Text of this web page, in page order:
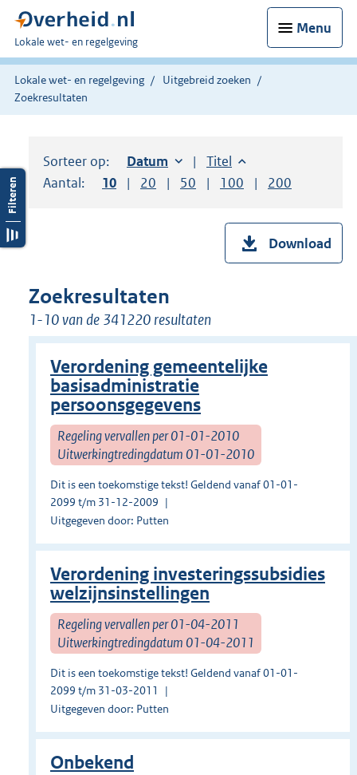
Menu
U
bent
hier:
Lokale wet- en regelgeving
Lokale wet- en regelgeving
Uitgebreid zoeken
Zoekresultaten
Sorteer op: Sorteer op:
Datum oplopendSorteer op:
Titel oplopend
Aantal:
Toon
10 resultaten per pagina
Toon
20 resultaten per pagina
Toon
50 resultaten per pagina
Toon
100 resultaten per
Toon
200
Download
Zoekresultaten
1-10 van de 341220 resultaten
Verordening gemeentelijke
basisadministratie
persoonsgegevens
Regeling vervallen per 01-01-2010
Uitwerkingtredingdatum 01-01-2010
Dit is een toekomstige tekst! Geldend vanaf 01-01-
2099 t/m 31-12-2009
Uitgegeven door: Putten
Verordening investeringssubsidies
welzijnsinstellingen
Regeling vervallen per 01-04-2011
Uitwerkingtredingdatum 01-04-2011
Dit is een toekomstige tekst! Geldend vanaf 01-01-
2099 t/m 31-03-2011
Uitgegeven door: Putten
Onbekend